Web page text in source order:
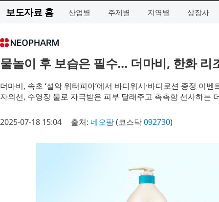
보도자료 홈 산업별 주제별 지역별 상장사
물놀이 후 보습은 필수… 더마비, 한화 리
더마비, 속초 ‘설악 워터피아’에서 바디워시·바디로션 증정 이벤
자외선, 수영장 물로 자극받은 피부 달래주고 촉촉함 선사하는
2025-07-18 15:04 출처: 네오팜(코스닥092730)